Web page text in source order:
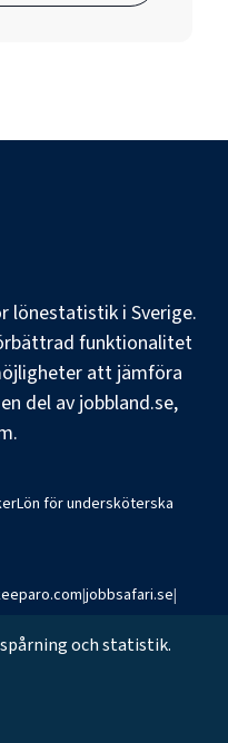
lönestatistik i Sverige.
funktionalitet
att jämföra
del av jobbland.se,
Lön för undersköterska
|jobbsafari.se|
och statistik.